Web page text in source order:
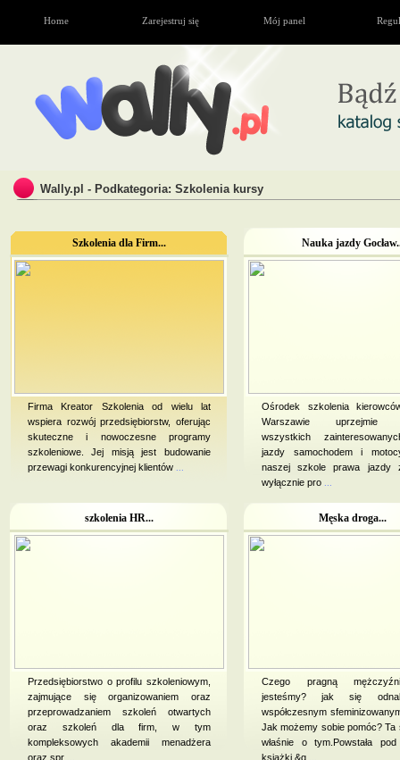
Home Zarejestruj się Mój panel
Wally.pl - Podkategoria: Szkolenia kursy
Szkolenia dla Firm...
Firma Kreator Szkolenia od wielu lat
wspiera rozwój przedsiębiorstw, oferując
skuteczne i nowoczesne programy
szkoleniowe. Jej misją jest budowanie
przewagi konkurencyjnej klientów
Nauka jazdy
Ośrodek szkolenia
Warszawie uprzejmie
wszystkich
jazdy samochodem i
naszej szkole prawa jazdy
wyłącznie pro
szkolenia HR...
Przedsiębiorstwo o profilu szkoleniowym,
zajmujące się organizowaniem oraz
przeprowadzaniem szkoleń otwartych
oraz szkoleń dla firm, w tym
kompleksowych akademii menadżera
oraz spr
Męska droga...
Czego pragną
jesteśmy? jak się
współczesnym
Jak możemy sobie pomóc? Ta
właśnie o tym.Powstała pod
książki &q